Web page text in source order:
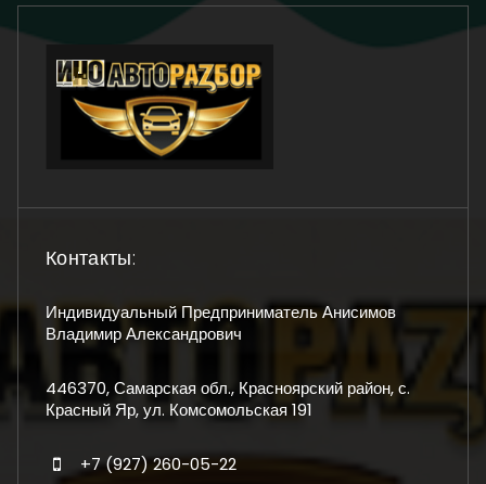
Контакты:
Индивидуальный Предприниматель Анисимов
Владимир Александрович
446370, Самарская обл., Красноярский район, с.
Красный Яр, ул. Комсомольская 191
+7 (927) 260-05-22